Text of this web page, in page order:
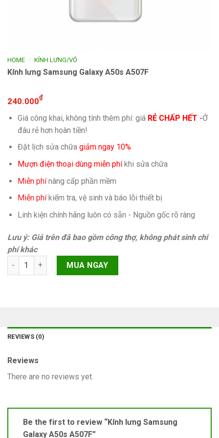
HOME / KÍNH LƯNG/VỎ
Kính lưng Samsung Galaxy A50s A507F
240.000₫
Giá công khai, không tính thêm phí: giá RẺ CHẤP HẾT -Ở
đâu rẻ hơn hoàn tiền!
Đặt lịch sửa chữa giảm ngay 10%
Mượn điện thoại dùng miễn phíkhi sửa chữa
Miễn phínâng cấp phần mềm
Miễn phíkiếm tra, vệ sinh và báo lỗi thiết bị
Linh kiện chính hãng luôn có sẵn - Nguồn gốc rõ ràng
Lưu ý: Giá trên đã bao gồm công thợ, không phát sinh chi
phí khác
Kính lưng Samsung Galaxy A50s A507F quantity
MUA NGAY
REVIEWS (0)
Reviews
There are no reviews yet.
Be the first to review “Kính lưng Samsung
Galaxy A50s A507F”